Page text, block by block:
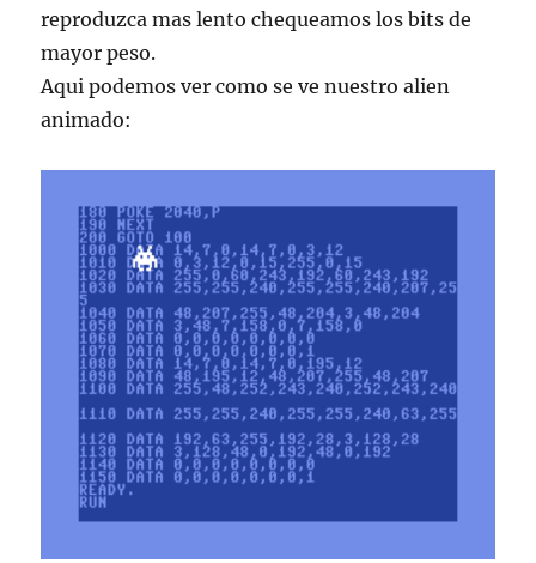
reproduzca mas lento chequeamos los bits de
mayor peso.
Aqui podemos ver como se ve nuestro alien
animado: